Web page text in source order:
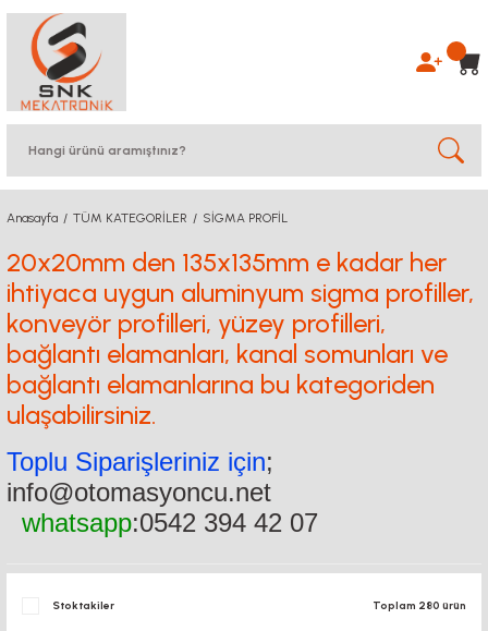
Anasayfa TÜM KATEGORİLER SİGMA PROFİL
20x20mm den 135x135mm e kadar her
ihtiyaca uygun aluminyum sigma profiller,
konveyör profilleri, yüzey profilleri,
bağlantı elamanları, kanal somunları ve
bağlantı elamanlarına bu kategoriden
ulaşabilirsiniz.
Toplu Siparişleriniz için;
info@otomasyoncu.net
whatsapp:0542 394 42 07
Stoktakiler Toplam 280 ürün